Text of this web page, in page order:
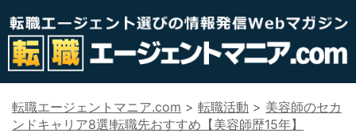
転職エージェントマニア.com > 転職活動 > 美容師のセカ
ンドキャリア8選!転職先おすすめ【美容師歴15年】